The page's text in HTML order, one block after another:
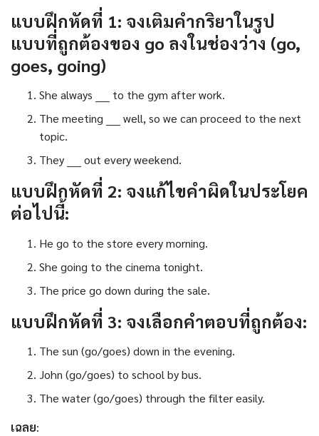
แบบฝึกหัดที่ 1: จงเติมคำกริยาในรูป
แบบที่ถูกต้องของ go ลงในช่องว่าง (go,
goes, going)
She always ____ to the gym after work.
The meeting ____ well, so we can proceed to the next
topic.
They ____ out every weekend.
แบบฝึกหัดที่ 2: จงแก้ไขคำผิดในประโยค
ต่อไปนี้:
He go to the store every morning.
She going to the cinema tonight.
The price go down during the sale.
แบบฝึกหัดที่ 3: จงเลือกคำตอบที่ถูกต้อง:
The sun (go/goes) down in the evening.
John (go/goes) to school by bus.
The water (go/goes) through the filter easily.
เฉลย: